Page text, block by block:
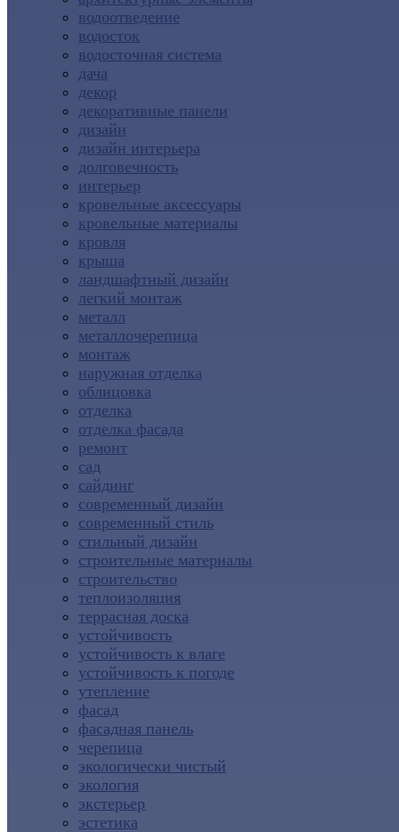
водоотведение
водосток
водосточная система
дача
декор
декоративные панели
дизайн
дизайн интерьера
долговечность
интерьер
кровельные аксессуары
кровельные материалы
кровля
крыша
ландшафтный дизайн
легкий монтаж
металл
металлочерепица
монтаж
наружная отделка
облицовка
отделка
отделка фасада
ремонт
сад
сайдинг
современный дизайн
современный стиль
стильный дизайн
строительные материалы
строительство
теплоизоляция
террасная доска
устойчивость
устойчивость к влаге
устойчивость к погоде
утепление
фасад
фасадная панель
черепица
экологически чистый
экология
экстерьер
эстетика